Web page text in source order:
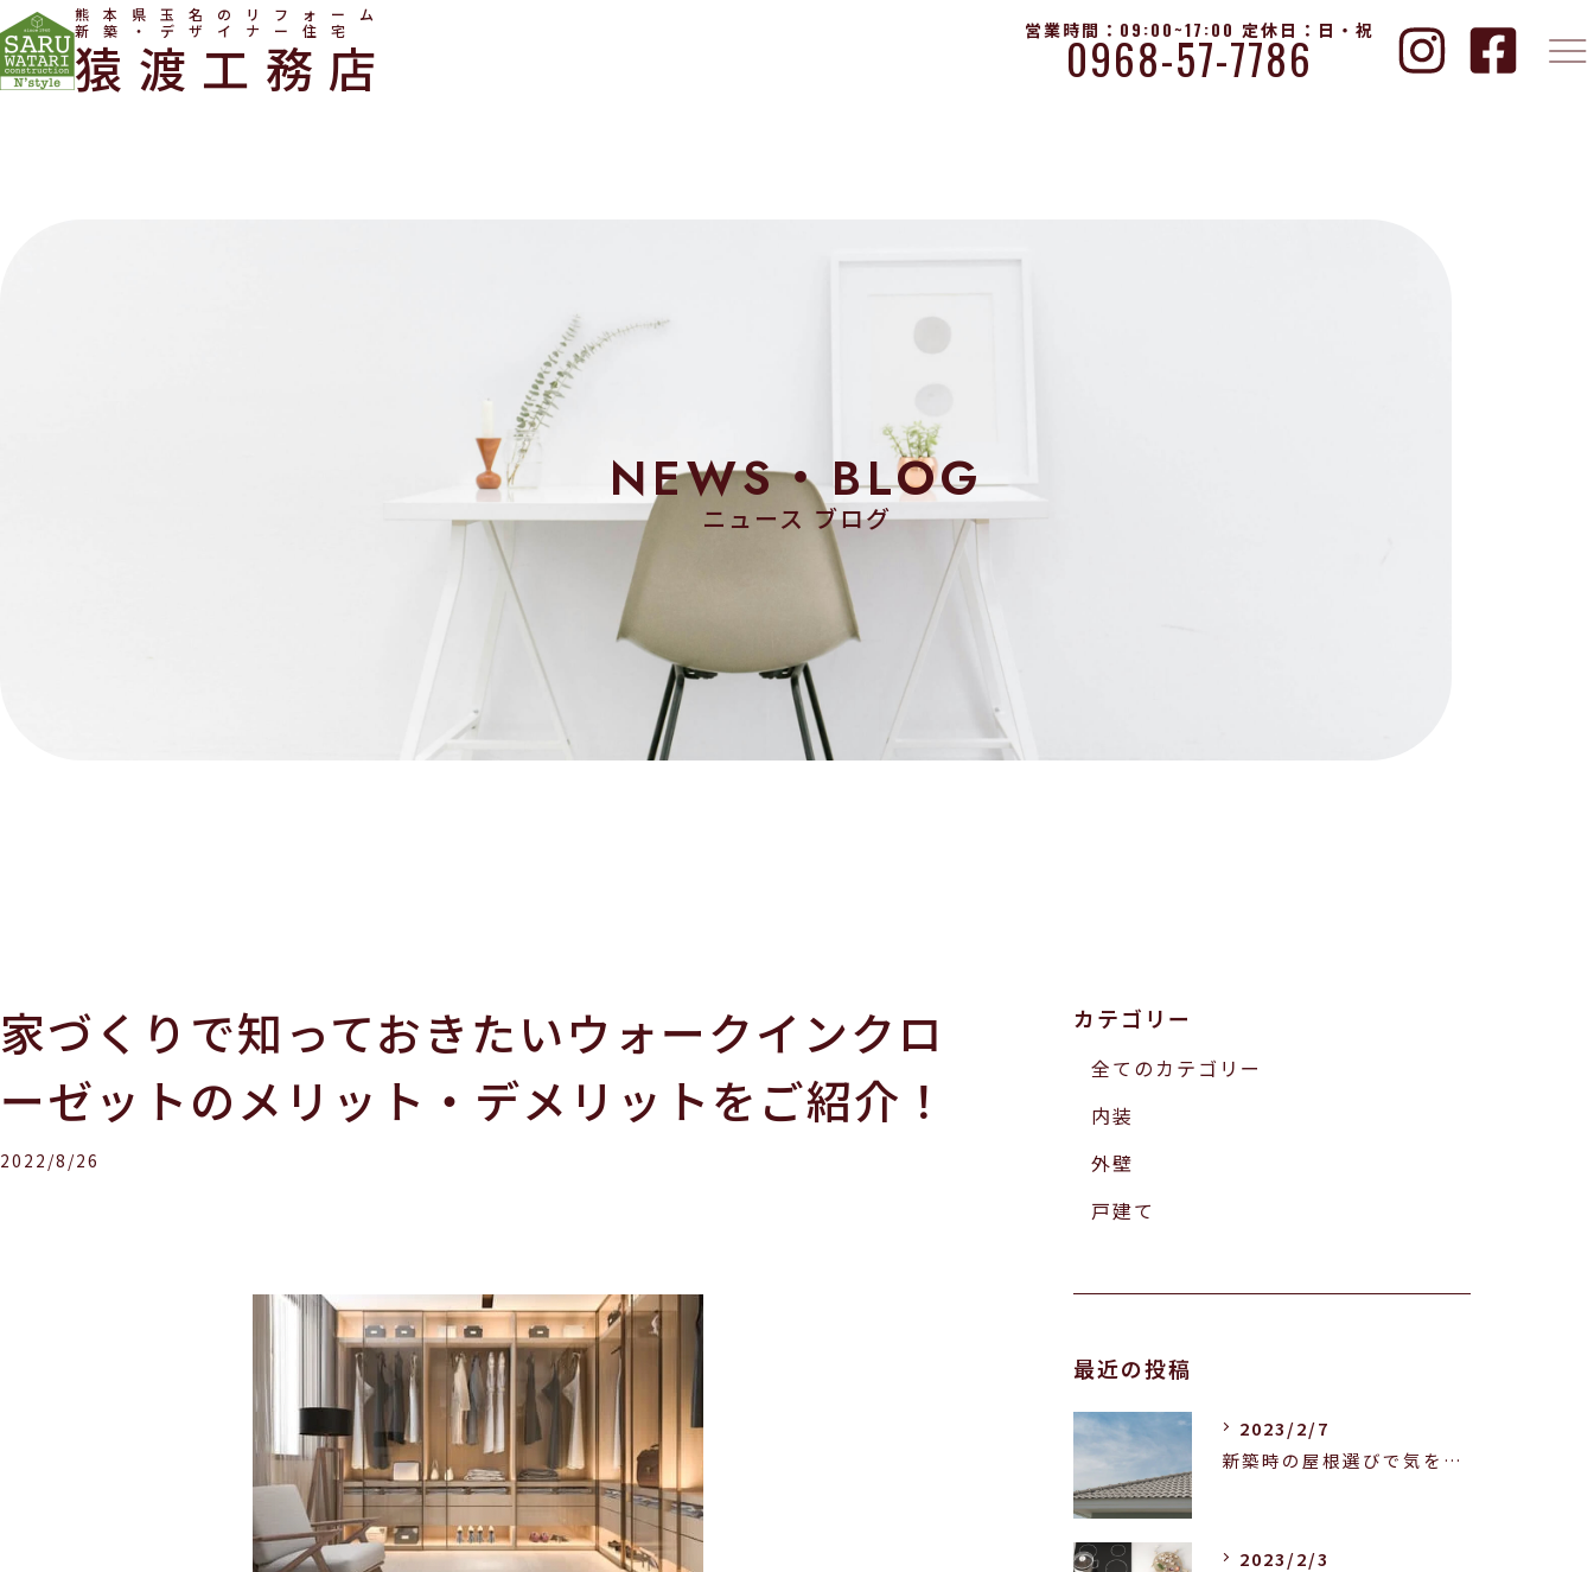
熊本県玉名のリフォーム
新築・デザイナー住宅
猿渡工務店
営業時間：09:00~17:00 定休日：日・祝
0968-57-7786
NEWS・BLOG
ニュース ブログ
家づくりで知っておきたいウォークインクロ
ーゼットのメリット・デメリットをご紹介！
2022/8/26
カテゴリー
全てのカテゴリー
内装
外壁
戸建て
最近の投稿
2023/2/7
新築時の屋根選びで気をつけることとは？屋根の種類も紹介します！
2023/2/3